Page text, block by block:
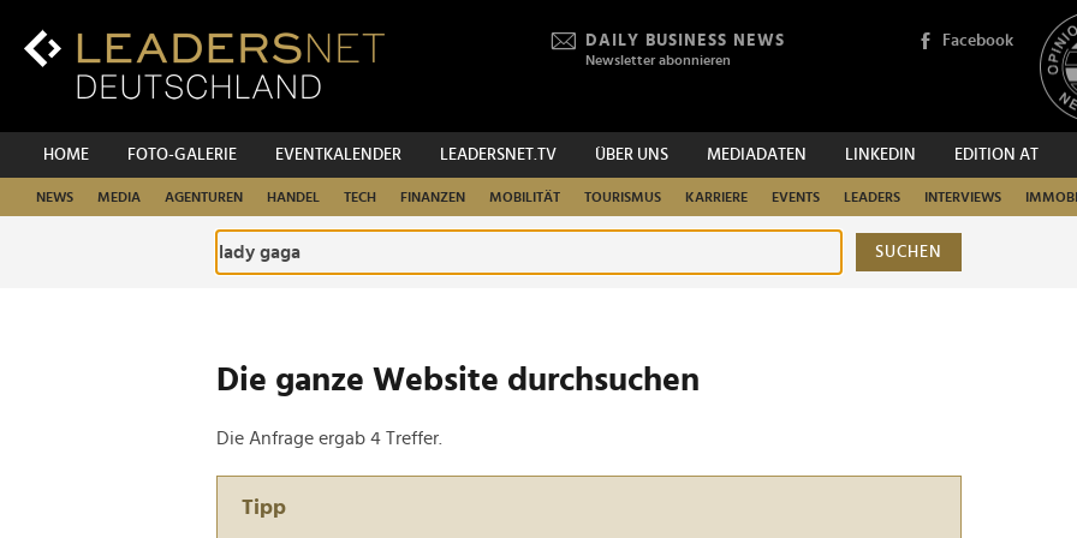
Inhalt
DAILY BUSINESS NEWS
Newsletter abonnieren
Facebook
HOME FOTO-GALERIE EVENTKALENDER LEADERSNET.TV ÜBER UNS MEDIADATEN LINKEDIN EDITION AT
NEWS MEDIA AGENTUREN HANDEL TECH FINANZEN MOBILITÄT TOURISMUS KARRIERE EVENTS LEADERS INTERVIEWS
SUCHEN
Die ganze Website durchsuchen
Die Anfrage ergab 4 Treffer.
Tipp